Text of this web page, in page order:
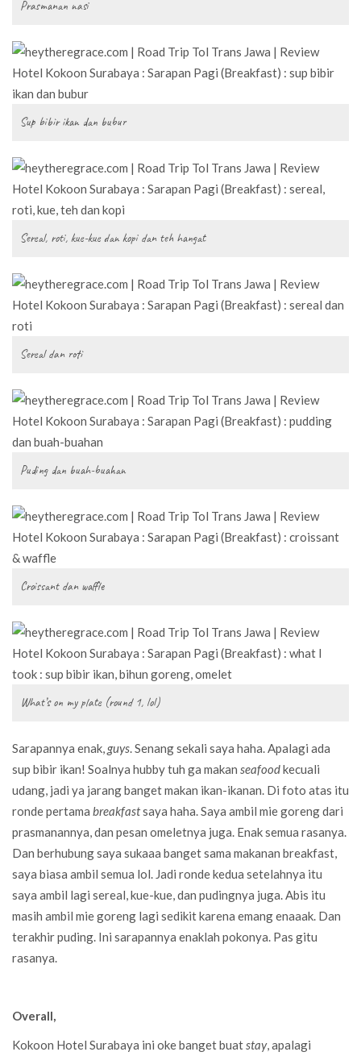
Prasmanan nasi
Sup bibir ikan dan bubur
Sereal, roti, kue-kue dan kopi dan teh hangat
Sereal dan roti
Puding dan buah-buahan
Croissant dan waffle
What’s on my plate (round 1, lol)
Sarapannya enak,guys. Senang sekali saya haha. Apalagi ada
sup bibir ikan! Soalnya hubby tuh ga makan seafoodkecuali
udang, jadi ya jarang banget makan ikan-ikanan. Di foto atas itu
ronde pertama breakfastsaya haha. Saya ambil mie goreng dari
prasmanannya, dan pesan omeletnya juga. Enak semua rasanya.
Dan berhubung saya sukaaa banget sama makanan breakfast,
saya biasa ambil semua lol. Jadi ronde kedua setelahnya itu
saya ambil lagi sereal, kue-kue, dan pudingnya juga. Abis itu
masih ambil mie goreng lagi sedikit karena emang enaaak. Dan
terakhir puding. Ini sarapannya enaklah pokonya. Pas gitu
rasanya.
Overall,
Kokoon Hotel Surabaya ini oke banget buatstay, apalagi